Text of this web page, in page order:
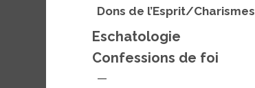
Dons de l’Esprit/Charismes
Eschatologie
Confessions de foi
—